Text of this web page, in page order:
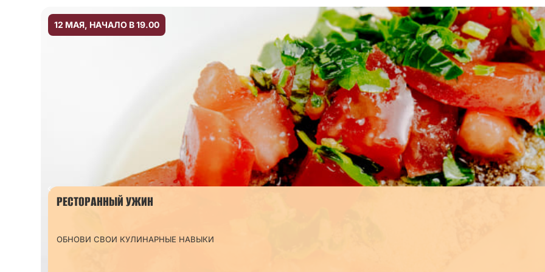
12 МАЯ, НАЧАЛО В 19.00
РЕСТОРАННЫЙ УЖИН
ОБНОВИ СВОИ КУЛИНАРНЫЕ НАВЫКИ